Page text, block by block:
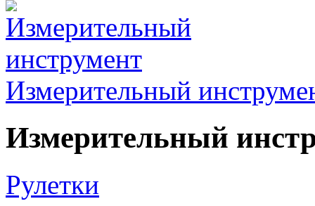
Измерительный
Измерительный
Рулетки